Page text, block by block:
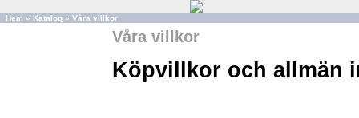
Hem » Katalog » Våra villkor
Våra villkor
Köpvillkor och allmän